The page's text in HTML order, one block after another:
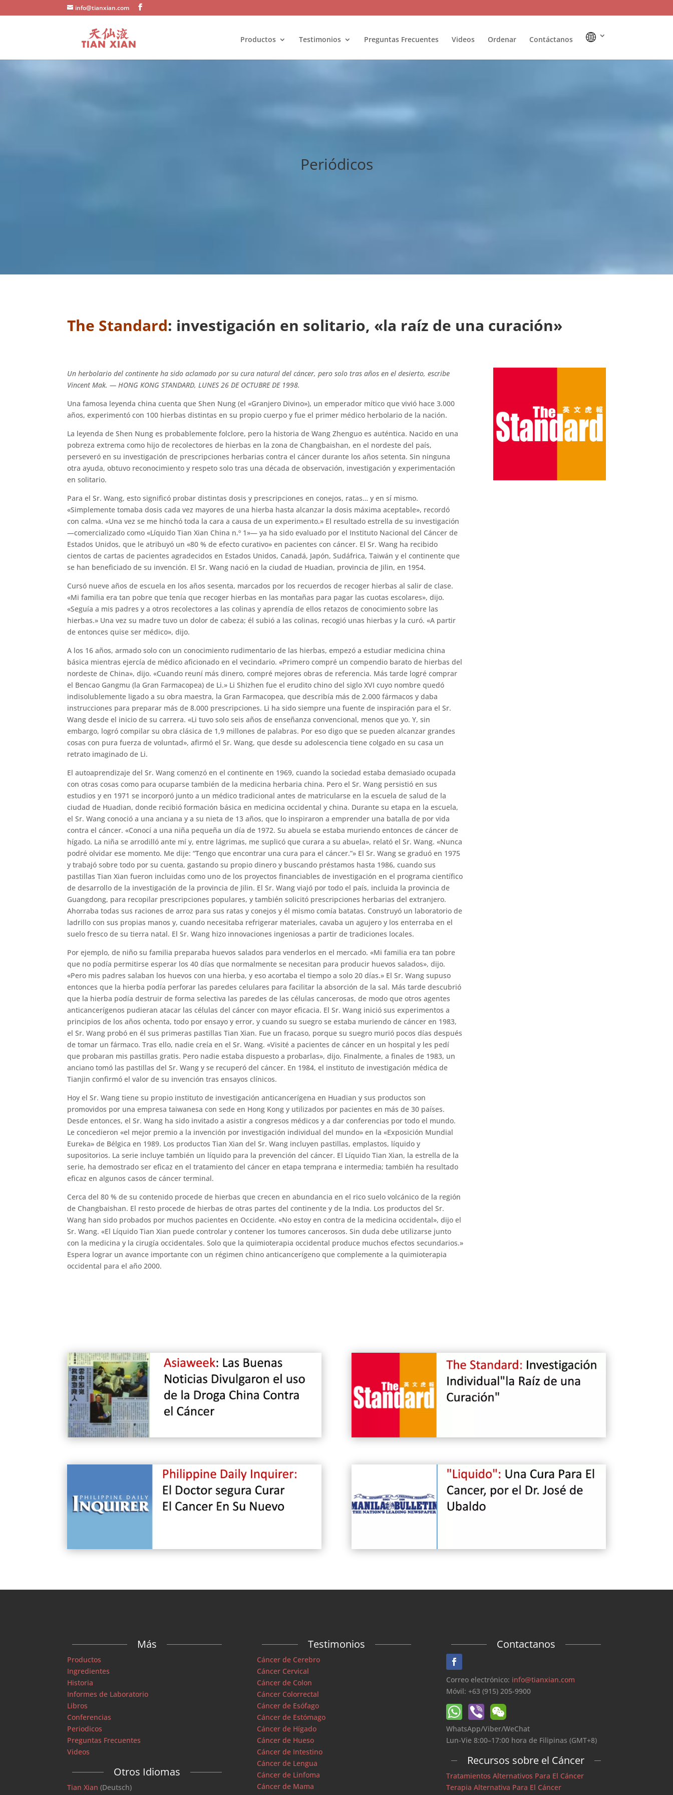
info@tianxian.com
Productos Testimonios Preguntas Frecuentes Videos Ordenar Contáctanos
Periódicos
The Standard: investigación en solitario, «la raíz de una curación»
Un herbolario del continente ha sido aclamado por su cura natural del cáncer, pero solo tras años en el desierto, escribe
Vincent Mak. — HONG KONG STANDARD, LUNES 26 DE OCTUBRE DE 1998.
Una famosa leyenda china cuenta que Shen Nung (el «Granjero Divino»), un emperador mítico que vivió hace 3.000
años, experimentó con 100 hierbas distintas en su propio cuerpo y fue el primer médico herbolario de la nación.
La leyenda de Shen Nung es probablemente folclore, pero la historia de Wang Zhenguo es auténtica. Nacido en una
pobreza extrema como hijo de recolectores de hierbas en la zona de Changbaishan, en el nordeste del país,
perseveró en su investigación de prescripciones herbarias contra el cáncer durante los años setenta. Sin ninguna
otra ayuda, obtuvo reconocimiento y respeto solo tras una década de observación, investigación y experimentación
en solitario.
Para el Sr. Wang, esto significó probar distintas dosis y prescripciones en conejos, ratas… y en sí mismo.
«Simplemente tomaba dosis cada vez mayores de una hierba hasta alcanzar la dosis máxima aceptable», recordó
con calma. «Una vez se me hinchó toda la cara a causa de un experimento.» El resultado estrella de su investigación
—comercializado como «Líquido Tian Xian China n.º 1»— ya ha sido evaluado por el Instituto Nacional del Cáncer de
Estados Unidos, que le atribuyó un «80 % de efecto curativo» en pacientes con cáncer. El Sr. Wang ha recibido
cientos de cartas de pacientes agradecidos en Estados Unidos, Canadá, Japón, Sudáfrica, Taiwán y el continente que
se han beneficiado de su invención. El Sr. Wang nació en la ciudad de Huadian, provincia de Jilin, en 1954.
Cursó nueve años de escuela en los años sesenta, marcados por los recuerdos de recoger hierbas al salir de clase.
«Mi familia era tan pobre que tenía que recoger hierbas en las montañas para pagar las cuotas escolares», dijo.
«Seguía a mis padres y a otros recolectores a las colinas y aprendía de ellos retazos de conocimiento sobre las
hierbas.» Una vez su madre tuvo un dolor de cabeza; él subió a las colinas, recogió unas hierbas y la curó. «A partir
de entonces quise ser médico», dijo.
A los 16 años, armado solo con un conocimiento rudimentario de las hierbas, empezó a estudiar medicina china
básica mientras ejercía de médico aficionado en el vecindario. «Primero compré un compendio barato de hierbas del
nordeste de China», dijo. «Cuando reuní más dinero, compré mejores obras de referencia. Más tarde logré comprar
el Bencao Gangmu (la Gran Farmacopea) de Li.» Li Shizhen fue el erudito chino del siglo XVI cuyo nombre quedó
indisolublemente ligado a su obra maestra, la Gran Farmacopea, que describía más de 2.000 fármacos y daba
instrucciones para preparar más de 8.000 prescripciones. Li ha sido siempre una fuente de inspiración para el Sr.
Wang desde el inicio de su carrera. «Li tuvo solo seis años de enseñanza convencional, menos que yo. Y, sin
embargo, logró compilar su obra clásica de 1,9 millones de palabras. Por eso digo que se pueden alcanzar grandes
cosas con pura fuerza de voluntad», afirmó el Sr. Wang, que desde su adolescencia tiene colgado en su casa un
retrato imaginado de Li.
El autoaprendizaje del Sr. Wang comenzó en el continente en 1969, cuando la sociedad estaba demasiado ocupada
con otras cosas como para ocuparse también de la medicina herbaria china. Pero el Sr. Wang persistió en sus
estudios y en 1971 se incorporó junto a un médico tradicional antes de matricularse en la escuela de salud de la
ciudad de Huadian, donde recibió formación básica en medicina occidental y china. Durante su etapa en la escuela,
el Sr. Wang conoció a una anciana y a su nieta de 13 años, que lo inspiraron a emprender una batalla de por vida
contra el cáncer. «Conocí a una niña pequeña un día de 1972. Su abuela se estaba muriendo entonces de cáncer de
hígado. La niña se arrodilló ante mí y, entre lágrimas, me suplicó que curara a su abuela», relató el Sr. Wang. «Nunca
podré olvidar ese momento. Me dije: “Tengo que encontrar una cura para el cáncer.”» El Sr. Wang se graduó en 1975
y trabajó sobre todo por su cuenta, gastando su propio dinero y buscando préstamos hasta 1986, cuando sus
pastillas Tian Xian fueron incluidas como uno de los proyectos financiables de investigación en el programa científico
de desarrollo de la investigación de la provincia de Jilin. El Sr. Wang viajó por todo el país, incluida la provincia de
Guangdong, para recopilar prescripciones populares, y también solicitó prescripciones herbarias del extranjero.
Ahorraba todas sus raciones de arroz para sus ratas y conejos y él mismo comía batatas. Construyó un laboratorio de
ladrillo con sus propias manos y, cuando necesitaba refrigerar materiales, cavaba un agujero y los enterraba en el
suelo fresco de su tierra natal. El Sr. Wang hizo innovaciones ingeniosas a partir de tradiciones locales.
Por ejemplo, de niño su familia preparaba huevos salados para venderlos en el mercado. «Mi familia era tan pobre
que no podía permitirse esperar los 40 días que normalmente se necesitan para producir huevos salados», dijo.
«Pero mis padres salaban los huevos con una hierba, y eso acortaba el tiempo a solo 20 días.» El Sr. Wang supuso
entonces que la hierba podía perforar las paredes celulares para facilitar la absorción de la sal. Más tarde descubrió
que la hierba podía destruir de forma selectiva las paredes de las células cancerosas, de modo que otros agentes
anticancerígenos pudieran atacar las células del cáncer con mayor eficacia. El Sr. Wang inició sus experimentos a
principios de los años ochenta, todo por ensayo y error, y cuando su suegro se estaba muriendo de cáncer en 1983,
el Sr. Wang probó en él sus primeras pastillas Tian Xian. Fue un fracaso, porque su suegro murió pocos días después
de tomar un fármaco. Tras ello, nadie creía en el Sr. Wang. «Visité a pacientes de cáncer en un hospital y les pedí
que probaran mis pastillas gratis. Pero nadie estaba dispuesto a probarlas», dijo. Finalmente, a finales de 1983, un
anciano tomó las pastillas del Sr. Wang y se recuperó del cáncer. En 1984, el instituto de investigación médica de
Tianjin confirmó el valor de su invención tras ensayos clínicos.
Hoy el Sr. Wang tiene su propio instituto de investigación anticancerígena en Huadian y sus productos son
promovidos por una empresa taiwanesa con sede en Hong Kong y utilizados por pacientes en más de 30 países.
Desde entonces, el Sr. Wang ha sido invitado a asistir a congresos médicos y a dar conferencias por todo el mundo.
Le concedieron «el mejor premio a la invención por investigación individual del mundo» en la «Exposición Mundial
Eureka» de Bélgica en 1989. Los productos Tian Xian del Sr. Wang incluyen pastillas, emplastos, líquido y
supositorios. La serie incluye también un líquido para la prevención del cáncer. El Líquido Tian Xian, la estrella de la
serie, ha demostrado ser eficaz en el tratamiento del cáncer en etapa temprana e intermedia; también ha resultado
eficaz en algunos casos de cáncer terminal.
Cerca del 80 % de su contenido procede de hierbas que crecen en abundancia en el rico suelo volcánico de la región
de Changbaishan. El resto procede de hierbas de otras partes del continente y de la India. Los productos del Sr.
Wang han sido probados por muchos pacientes en Occidente. «No estoy en contra de la medicina occidental», dijo el
Sr. Wang. «El Líquido Tian Xian puede controlar y contener los tumores cancerosos. Sin duda debe utilizarse junto
con la medicina y la cirugía occidentales. Solo que la quimioterapia occidental produce muchos efectos secundarios.»
Espera lograr un avance importante con un régimen chino anticancerígeno que complemente a la quimioterapia
occidental para el año 2000.
Más
Productos
Ingredientes
Historia
Informes de Laboratorio
Libros
Conferencias
Periodicos
Preguntas Frecuentes
Videos
Otros Idiomas
Tian Xian (Deutsch)
Testimonios
Cáncer de Cerebro
Cáncer Cervical
Cáncer de Colon
Cáncer Colorrectal
Cáncer de Esófago
Cáncer de Estómago
Cáncer de Hígado
Cáncer de Hueso
Cáncer de Intestino
Cáncer de Lengua
Cáncer de Linfoma
Cáncer de Mama
Contactanos
Correo electrónico: info@tianxian.com
Móvil: +63 (915) 205-9900
WhatsApp/Viber/WeChat
Lun-Vie 8:00–17:00 hora de Filipinas (GMT+8)
Recursos sobre el Cáncer
Tratamientos Alternativos Para El Cáncer
Terapia Alternativa Para El Cáncer